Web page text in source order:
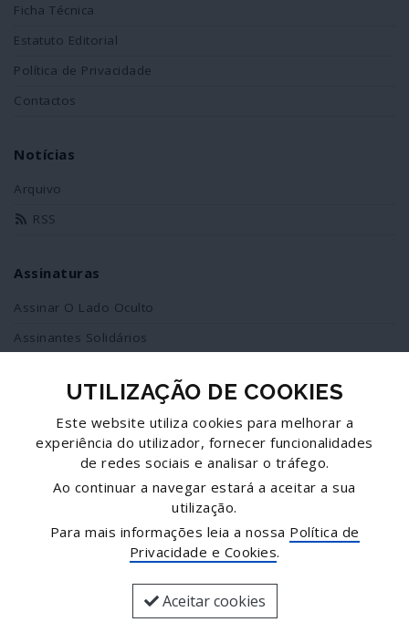
Ficha Técnica
Estatuto Editorial
Política de Privacidade
Contactos
Notícias
Arquivo
RSS
Assinaturas
Assinar O Lado Oculto
Assinantes Solidários
Redes Sociais
Siga-nos no facebook
Twitter
UTILIZAÇÃO DE COOKIES
Este website utiliza cookies para melhorar a
experiência do utilizador, fornecer funcionalidades
de redes sociais e analisar o tráfego.
Ao continuar a navegar estará a aceitar a sua
utilização.
Para mais informações leia a nossa Política de
Privacidade e Cookies.
Aceitar cookies